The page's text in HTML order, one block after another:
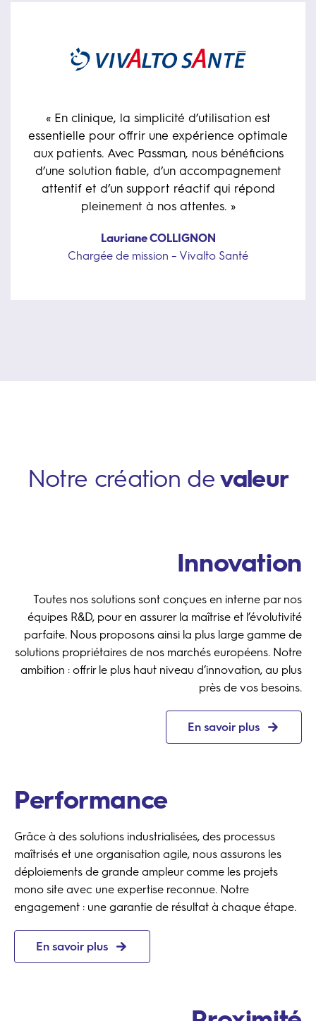
« En clinique, la simplicité d’utilisation est
essentielle pour offrir une expérience optimale
aux patients. Avec Passman, nous bénéficions
d’une solution fiable, d’un accompagnement
attentif et d’un support réactif qui répond
pleinement à nos attentes. »
Lauriane COLLIGNON
Chargée de mission – Vivalto Santé
Notre création devaleur
Innovation
Toutes nos solutions sont conçues en interne par nos
équipes R&D, pour en assurer la maîtrise et l’évolutivité
parfaite. Nous proposons ainsi la plus large gamme de
solutions propriétaires de nos marchés européens. Notre
ambition : offrir le plus haut niveau d’innovation, au plus
près de vos besoins.
En savoir plus
Performance
Grâce à des solutions industrialisées, des processus
maîtrisés et une organisation agile, nous assurons les
déploiements de grande ampleur comme les projets
mono site avec une expertise reconnue. Notre
engagement : une garantie de résultat à chaque étape.
En savoir plus